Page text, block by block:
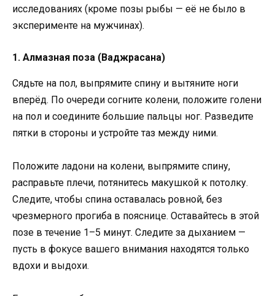
исследованиях (кроме позы рыбы — её не было в
эксперименте на мужчинах).
1. Алмазная поза (Ваджрасана)
Сядьте на пол, выпрямите спину и вытяните ноги
вперёд. По очереди согните колени, положите голени
на пол и соедините большие пальцы ног. Разведите
пятки в стороны и устройте таз между ними.
Положите ладони на колени, выпрямите спину,
расправьте плечи, потянитесь макушкой к потолку.
Следите, чтобы спина оставалась ровной, без
чрезмерного прогиба в пояснице. Оставайтесь в этой
позе в течение 1–5 минут. Следите за дыханием —
пусть в фокусе вашего внимания находятся только
вдохи и выдохи.